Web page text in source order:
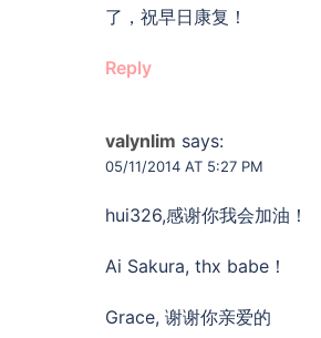
了，祝早日康复！
Reply
valynlim says:
05/11/2014 AT 5:27 PM
hui326,感谢你我会加油！
Ai Sakura, thx babe！
Grace, 谢谢你亲爱的